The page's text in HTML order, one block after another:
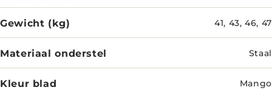
Gewicht (kg) 41, 43, 46, 47
Materiaal onderstel Staal
Kleur blad Mango